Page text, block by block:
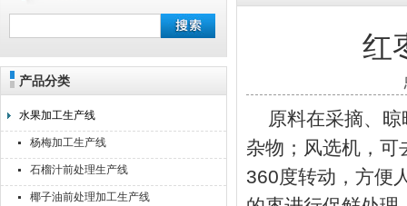
靖江佳莉食品机械有限公司
产品分类
水果加工生产线
杨梅加工生产线
石榴汁前处理生产线
椰子油前处理加工生产线
红
原料在采摘、晾
杂物；风选机，可
360度转动，方便